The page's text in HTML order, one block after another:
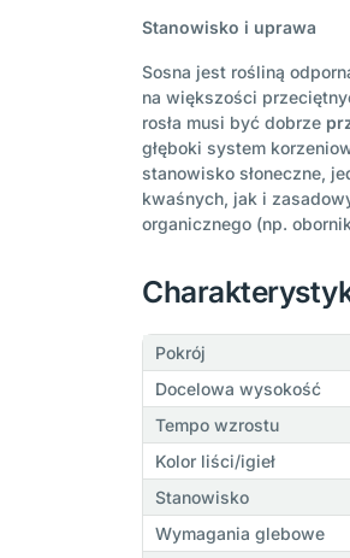
Stanowisko i uprawa
Sosna jest rośliną
na większości
rosła musi być dobrze
głęboki system
stanowisko słoneczne,
kwaśnych, jak i
organicznego (np.
Pokrój
Docelowa wysokość
Tempo wzrostu
Kolor liści/igieł
Stanowisko
Wymagania glebowe